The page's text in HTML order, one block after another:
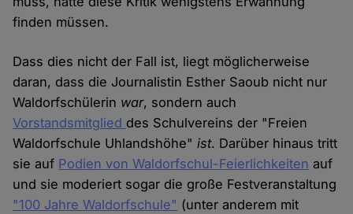
finden müssen.
Dass dies nicht der Fall ist, liegt möglicherweise
daran, dass die Journalistin Esther Saoub nicht nur
Waldorfschülerin war, sondern auch
Vorstandsmitglied des Schulvereins der "Freien
Waldorfschule Uhlandshöhe"ist. Darüber hinaus tritt
sie auf Podien von Waldorfschul-Feierlichkeiten auf
und sie moderiert sogar die große Festveranstaltung
"100 Jahre Waldorfschule" (unter anderem mit